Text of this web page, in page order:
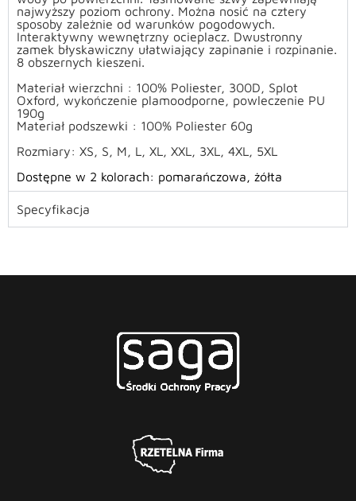
najwyższy poziom ochrony. Można nosić na cztery
sposoby zależnie od warunków pogodowych.
Interaktywny wewnętrzny ocieplacz. Dwustronny
zamek błyskawiczny ułatwiający zapinanie i rozpinanie.
8 obszernych kieszeni.
Materiał wierzchni : 100% Poliester, 300D, Splot
Oxford, wykończenie plamoodporne, powleczenie PU
190g
Materiał podszewki : 100% Poliester 60g
Rozmiary: XS, S, M, L, XL, XXL, 3XL, 4XL, 5XL
Dostępne w 2 kolorach: pomarańczowa, żółta
Specyfikacja